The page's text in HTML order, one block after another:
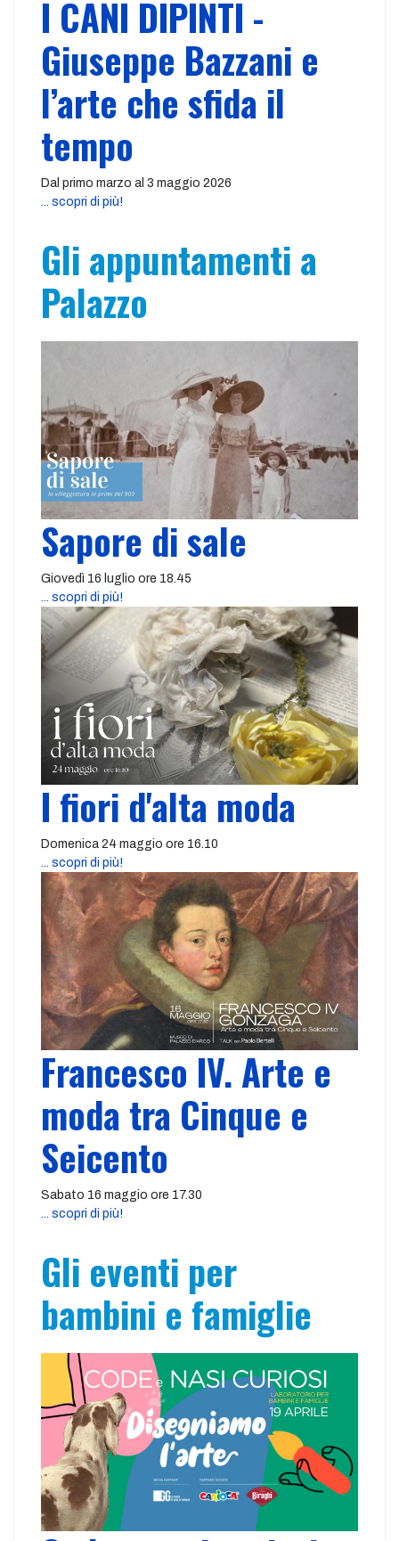
I CANI DIPINTI -
Giuseppe Bazzani e
l’arte che sfida il
tempo
Dal primo marzo al 3 maggio 2026
... scopri di più!
Gli appuntamenti a
Palazzo
Sapore di sale
Giovedì 16 luglio ore 18.45
... scopri di più!
I fiori d'alta moda
Domenica 24 maggio ore 16.10
... scopri di più!
Francesco IV. Arte e
moda tra Cinque e
Seicento
Sabato 16 maggio ore 17.30
... scopri di più!
Gli eventi per
bambini e famiglie